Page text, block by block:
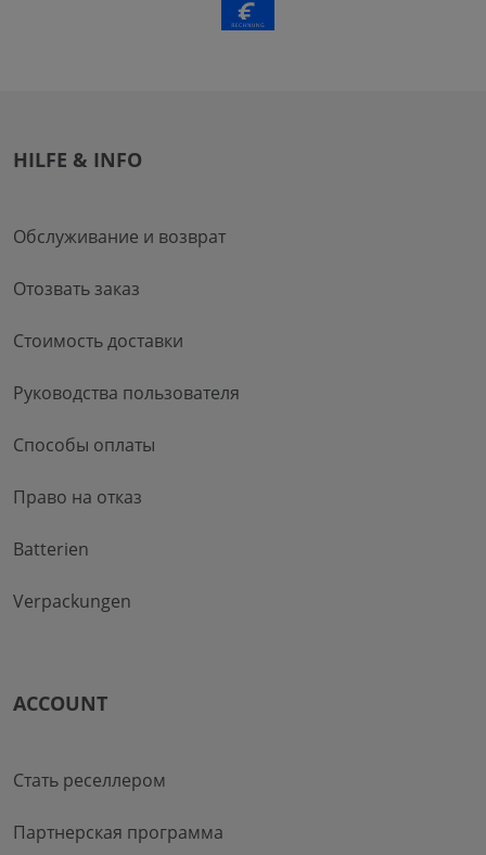
HILFE & INFO
Обслуживание и возврат
Отозвать заказ
Стоимость доставки
Руководства пользователя
Способы оплаты
Право на отказ
Batterien
Verpackungen
ACCOUNT
Стать реселлером
Партнерская программа